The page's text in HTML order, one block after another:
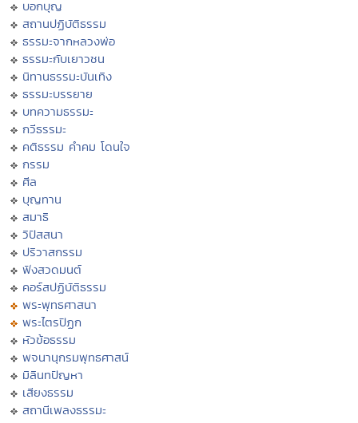
บอกบุญ
สถานปฏิบัติธรรม
ธรรมะจากหลวงพ่อ
ธรรมะกับเยาวชน
นิทานธรรมะบันเทิง
ธรรมะบรรยาย
บทความธรรมะ
กวีธรรมะ
คติธรรม คำคม โดนใจ
กรรม
ศีล
บุญทาน
สมาธิ
วิปัสสนา
ปริวาสกรรม
ฟังสวดมนต์
คอร์สปฏิบัติธรรม
พระพุทธศาสนา
พระไตรปิฏก
หัวข้อธรรม
พจนานุกรมพุทธศาสน์
มิลินทปัญหา
เสียงธรรม
สถานีเพลงธรรมะ